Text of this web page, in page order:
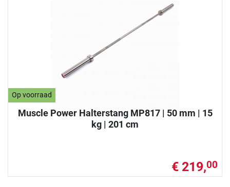
Op voorraad
Muscle Power Halterstang MP817 | 50 mm | 15
kg | 201 cm
€ 219,00